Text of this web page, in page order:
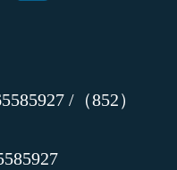
/（852）